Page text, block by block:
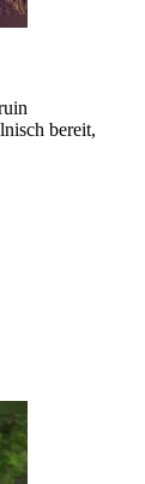
bereit,